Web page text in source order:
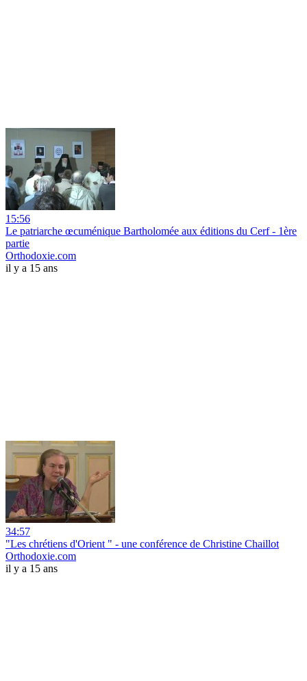
15:56
Le patriarche œcuménique Bartholomée aux éditions du Cerf - 1ère
partie
Orthodoxie.com
il y a 15 ans
34:57
"Les chrétiens d'Orient " - une conférence de Christine Chaillot
Orthodoxie.com
il y a 15 ans